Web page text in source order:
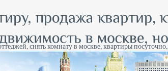
снять комнату в москве, квартиры